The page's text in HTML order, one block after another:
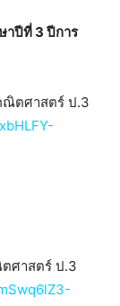
าปีที่ 3 ปีการ
ณิตศาสตร์ ป.3
ศาสตร์ ป.3